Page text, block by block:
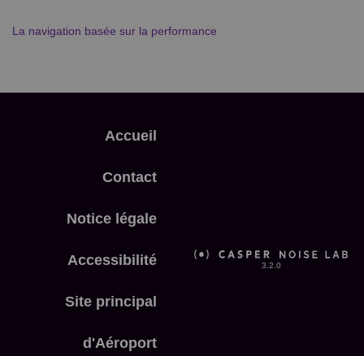
La navigation basée sur la performance
Accueil
Contact
Notice légale
Accessibilité
Site principal
d'Aéroport
3.2.0